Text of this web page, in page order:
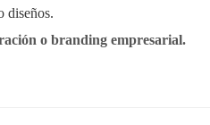
diseños.
o branding empresarial.